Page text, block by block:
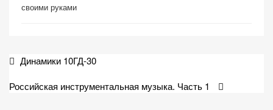
своими руками
Навигация
записям
Динамики 10ГД-30
Российская инструментальная музыка. Часть 1